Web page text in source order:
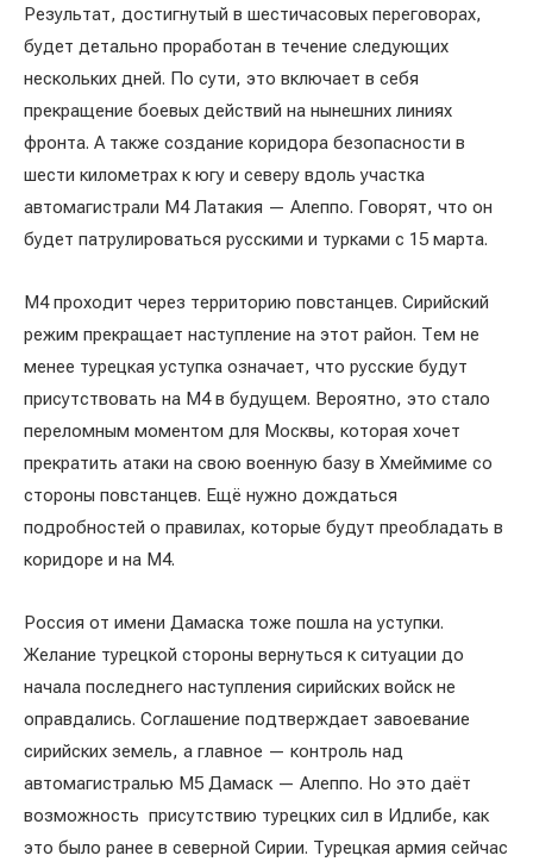
Результат, достигнутый в шестичасовых переговорах,
будет детально проработан в течение следующих
нескольких дней. По сути, это включает в себя
прекращение боевых действий на нынешних линиях
фронта. А также создание коридора безопасности в
шести километрах к югу и северу вдоль участка
автомагистрали М4 Латакия — Алеппо. Говорят, что он
будет патрулироваться русскими и турками с 15 марта.
M4 проходит через территорию повстанцев. Сирийский
режим прекращает наступление на этот район. Тем не
менее турецкая уступка означает, что русские будут
присутствовать на M4 в будущем. Вероятно, это стало
переломным моментом для Москвы, которая хочет
прекратить атаки на свою военную базу в Хмеймиме со
стороны повстанцев. Ещё нужно дождаться
подробностей о правилах, которые будут преобладать в
коридоре и на М4.
Россия от имени Дамаска тоже пошла на уступки.
Желание турецкой стороны вернуться к ситуации до
начала последнего наступления сирийских войск не
оправдались. Соглашение подтверждает завоевание
сирийских земель, а главное — контроль над
автомагистралью M5 Дамаск — Алеппо. Но это даёт
возможность присутствию турецких сил в Идлибе, как
это было ранее в северной Сирии. Турецкая армия сейчас